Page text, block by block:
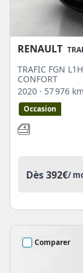
RENAULT
TRAFIC FGN
CONFORT
2020 · 57 976 km
Occasion
Dès392€/
Comparer